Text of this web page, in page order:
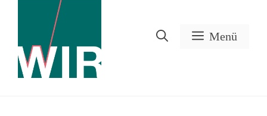
Menü